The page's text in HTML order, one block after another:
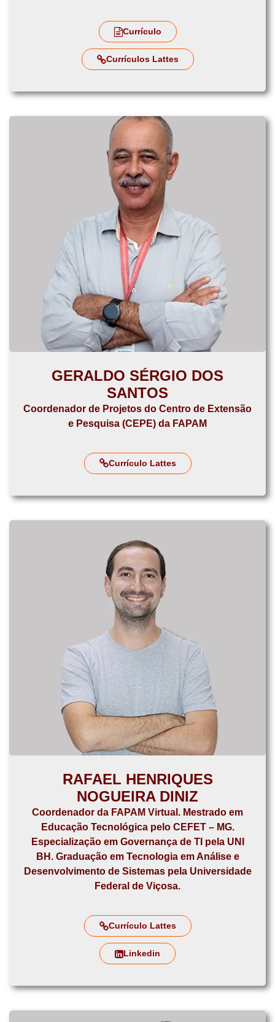
Currículo
Currículos Lattes
GERALDO SÉRGIO DOS
SANTOS
Coordenador de Projetos do Centro de Extensão
e Pesquisa (CEPE) da FAPAM
Currículo Lattes
RAFAEL HENRIQUES
NOGUEIRA DINIZ
Coordenador da FAPAM Virtual. Mestrado em
Educação Tecnológica pelo CEFET – MG.
Especialização em Governança de TI pela UNI
BH. Graduação em Tecnologia em Análise e
Desenvolvimento de Sistemas pela Universidade
Federal de Viçosa.
Currículo Lattes
Linkedin